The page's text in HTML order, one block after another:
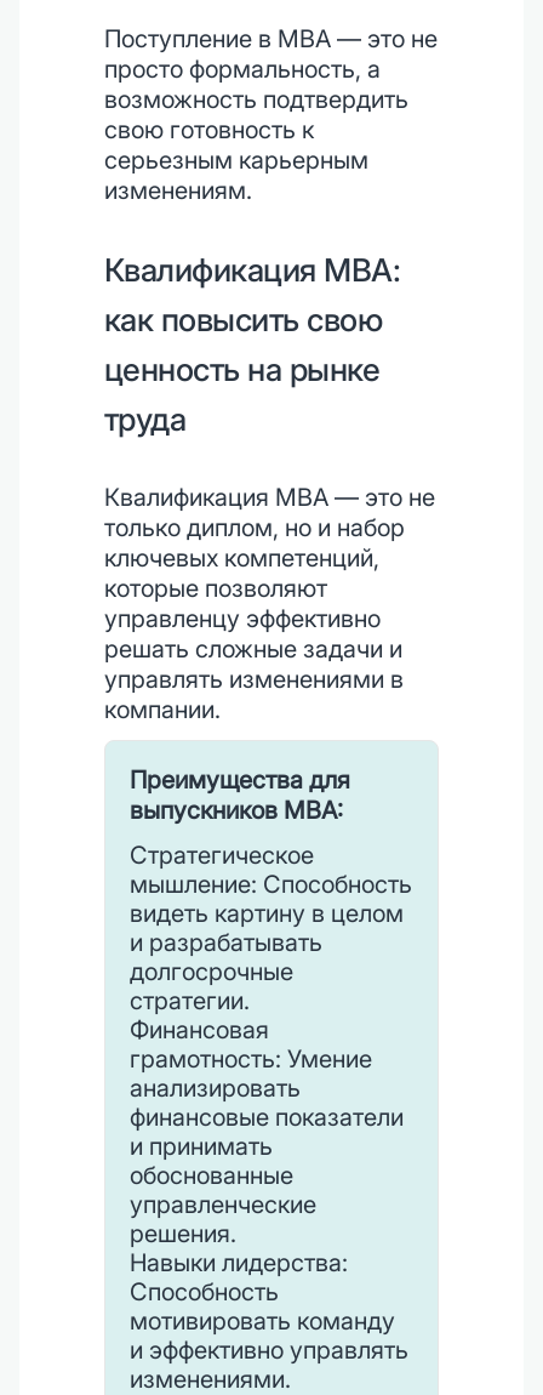
Поступление в MBA — это не
просто формальность, а
возможность подтвердить
свою готовность к
серьезным карьерным
изменениям.
Квалификация MBA:
как повысить свою
ценность на рынке
труда
Квалификация MBA — это не
только диплом, но и набор
ключевых компетенций,
которые позволяют
управленцу эффективно
решать сложные задачи и
управлять изменениями в
компании.
Преимущества для
выпускников MBA:
Стратегическое
мышление: Способность
видеть картину в целом
и разрабатывать
долгосрочные
стратегии.
Финансовая
грамотность: Умение
анализировать
финансовые показатели
и принимать
обоснованные
управленческие
решения.
Навыки лидерства:
Способность
мотивировать команду
и эффективно управлять
изменениями.